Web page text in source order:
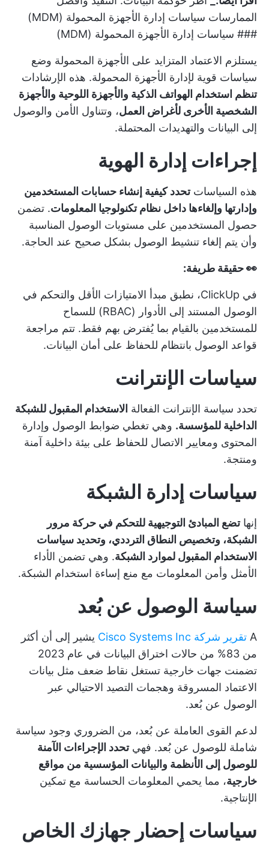
الممارسات
سياسات إدارة الأجهزة المحمولة (MDM)
### سياسات إدارة الأجهزة المحمولة (MDM)
يستلزم الاعتماد المتزايد على الأجهزة المحمولة وضع
سياسات قوية لإدارة الأجهزة المحمولة. هذه الإرشادات
تنظم استخدام الهواتف الذكية والأجهزة اللوحية والأجهزة
الشخصية الأخرى لأغراض العمل، وتتناول الأمن والوصول
إلى البيانات والتهديدات المحتملة.
إجراءات إدارة الهوية
هذه السياساتتحدد كيفية إنشاء حسابات المستخدمين
وإدارتها وإلغاءها داخل نظام تكنولوجيا المعلومات. تضمن
حصول المستخدمين على مستويات الوصول المناسبة
وأن يتم إلغاء تنشيط الوصول بشكل صحيح عند الحاجة.
👀 حقيقة طريفة:
في ClickUp، نطبق مبدأ الامتيازات الأقل والتحكم في
الوصول المستند إلى الأدوار (RBAC) للسماح
للمستخدمين بالقيام بما يُفترض بهم فقط. تتم مراجعة
قواعد الوصول بانتظام للحفاظ على أمان البيانات.
سياسات الإنترانت
تحدد سياسة الإنترانت الفعالة الاستخدام المقبول للشبكة
الداخلية للمؤسسة. وهي تغطي ضوابط الوصول وإدارة
المحتوى ومعايير الاتصال للحفاظ على بيئة داخلية آمنة
ومنتجة.
سياسات إدارة الشبكة
إنهاتضع المبادئ التوجيهية للتحكم في حركة مرور
الشبكة، وتخصيص النطاق الترددي، وتحديد سياسات
الاستخدام المقبول لموارد الشبكة. وهي تضمن الأداء
الأمثل وأمن المعلومات مع منع إساءة استخدام الشبكة.
سياسة الوصول عن بُعد
A تقرير شركة Cisco Systems Inc
يشير إلى أن أكثر
من 83% من حالات اختراق البيانات في عام 2023
تضمنت جهات خارجية تستغل نقاط ضعف مثل بيانات
الاعتماد المسروقة وهجمات التصيد الاحتيالي عبر
الوصول عن بُعد.
لدعم القوى العاملة عن بُعد، من الضروري وجود سياسة
شاملة للوصول عن بُعد. فهيتحدد الإجراءات الآمنة
للوصول إلى الأنظمة والبيانات المؤسسية من مواقع
خارجية، مما يحمي المعلومات الحساسة مع تمكين
الإنتاجية.
سياسات إحضار جهازك الخاص